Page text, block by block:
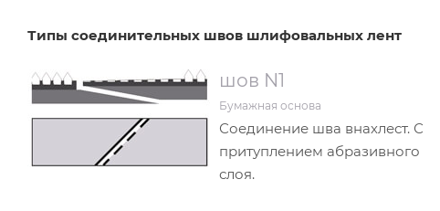
Типы соединительных швов шлифовальных лент
шов N1
Бумажная основа
Соединение шва внахлест. С
притуплением абразивного
слоя.